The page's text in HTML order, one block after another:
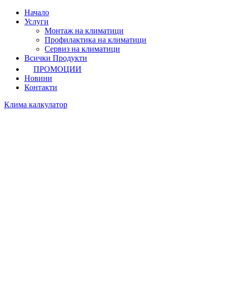
Начало
Услуги
Монтаж на климатици
Профилактика на климатици
Сервиз на климатици
Всички Продукти
ПРОМОЦИИ
Новини
Контакти
Клима калкулатор